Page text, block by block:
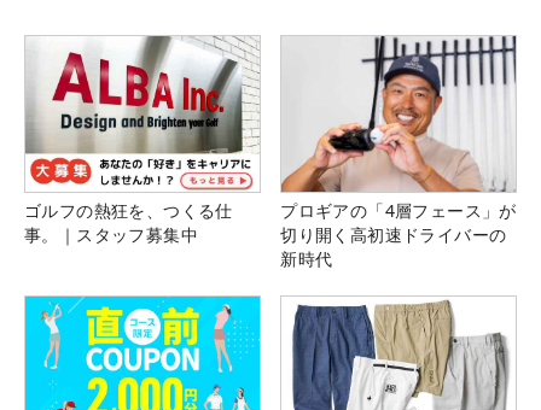
ゴルフの熱狂を、つくる仕
事。｜スタッフ募集中
プロギアの「4層フェース」が
切り開く高初速ドライバーの
新時代